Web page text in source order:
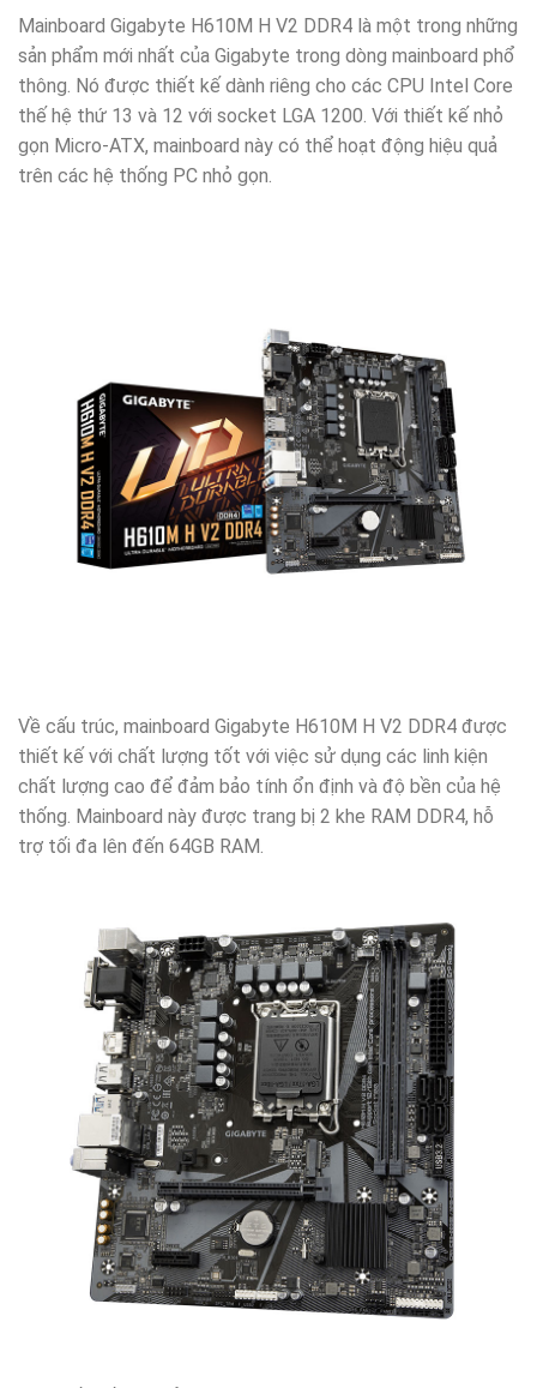
Mainboard Gigabyte H610M H V2 DDR4 là một trong những
sản phẩm mới nhất của Gigabyte trong dòng mainboard phổ
thông. Nó được thiết kế dành riêng cho các CPU Intel Core
thế hệ thứ 13 và 12 với socket LGA 1200. Với thiết kế nhỏ
gọn Micro-ATX, mainboard này có thể hoạt động hiệu quả
trên các hệ thống PC nhỏ gọn.
Về cấu trúc, mainboard Gigabyte H610M H V2 DDR4 được
thiết kế với chất lượng tốt với việc sử dụng các linh kiện
chất lượng cao để đảm bảo tính ổn định và độ bền của hệ
thống. Mainboard này được trang bị 2 khe RAM DDR4, hỗ
trợ tối đa lên đến 64GB RAM.